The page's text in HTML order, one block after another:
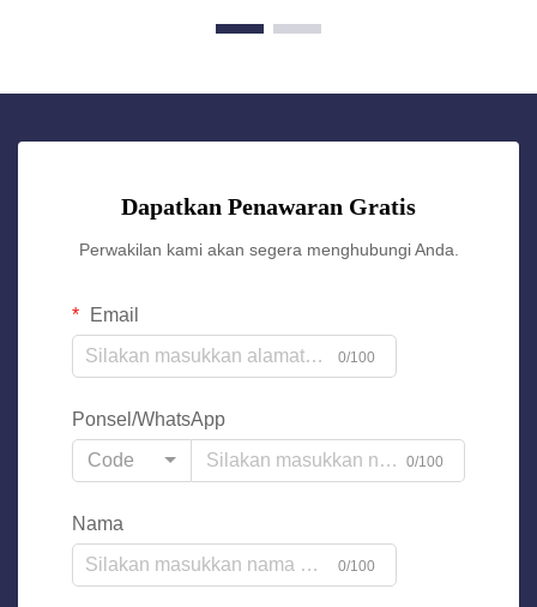
Dapatkan Penawaran Gratis
Perwakilan kami akan segera menghubungi Anda.
Email
0/100
Ponsel/WhatsApp
Code
0/100
Nama
0/100